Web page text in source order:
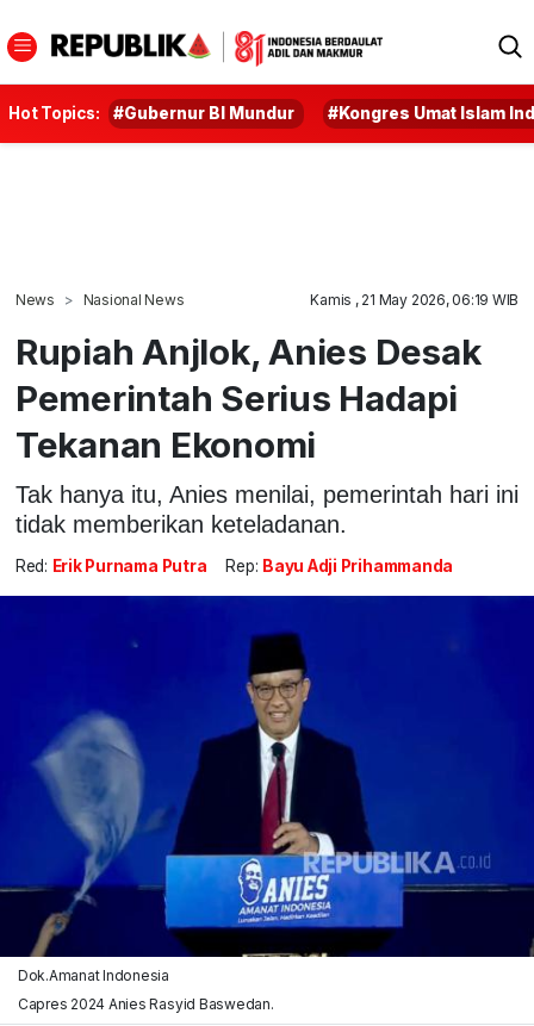
Hot Topics: #Gubernur BI Mundur #Kongres Umat Islam
News Nasional News Kamis , 21 May 2026, 06:19 WIB
Rupiah Anjlok, Anies Desak
Pemerintah Serius Hadapi
Tekanan Ekonomi
Tak hanya itu, Anies menilai, pemerintah hari ini
tidak memberikan keteladanan.
Red: Erik Purnama Putra Rep: Bayu Adji Prihammanda
Dok.Amanat Indonesia
Capres 2024 Anies Rasyid Baswedan.